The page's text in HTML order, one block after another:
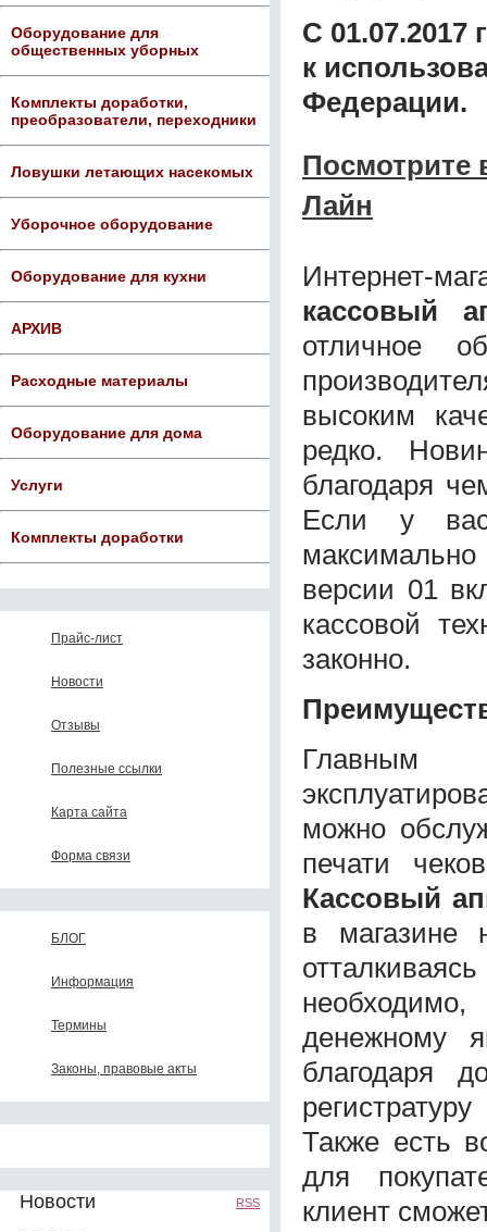
Оборудование для
общественных уборных
Комплекты доработки,
преобразователи, переходники
Ловушки летающих насекомых
Уборочное оборудование
Оборудование для кухни
АРХИВ
Расходные материалы
Оборудование для дома
Услуги
Комплекты доработки
Прайс-лист
Новости
Отзывы
Полезные ссылки
Карта сайта
Форма связи
БЛОГ
Информация
Термины
Законы, правовые акты
Новости RSS
С 01.07.2017
к
Федерации.
Посмотрите
Лайн
Интернет-
кассовый
отличное
высоким
редко.
благодаря
Если у вас
максимально
версии 01
кассовой
законно.
Главным
можно
печати
Кассовый
в магазине
денежному
благодаря
Также есть
для
клиент